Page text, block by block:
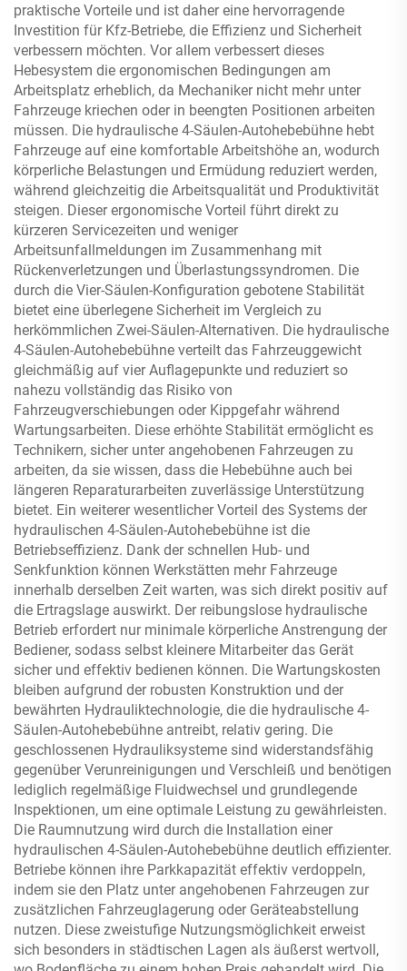
praktische Vorteile und ist daher eine hervorragende
Investition für Kfz-Betriebe, die Effizienz und Sicherheit
verbessern möchten. Vor allem verbessert dieses
Hebesystem die ergonomischen Bedingungen am
Arbeitsplatz erheblich, da Mechaniker nicht mehr unter
Fahrzeuge kriechen oder in beengten Positionen arbeiten
müssen. Die hydraulische 4-Säulen-Autohebebühne hebt
Fahrzeuge auf eine komfortable Arbeitshöhe an, wodurch
körperliche Belastungen und Ermüdung reduziert werden,
während gleichzeitig die Arbeitsqualität und Produktivität
steigen. Dieser ergonomische Vorteil führt direkt zu
kürzeren Servicezeiten und weniger
Arbeitsunfallmeldungen im Zusammenhang mit
Rückenverletzungen und Überlastungssyndromen. Die
durch die Vier-Säulen-Konfiguration gebotene Stabilität
bietet eine überlegene Sicherheit im Vergleich zu
herkömmlichen Zwei-Säulen-Alternativen. Die hydraulische
4-Säulen-Autohebebühne verteilt das Fahrzeuggewicht
gleichmäßig auf vier Auflagepunkte und reduziert so
nahezu vollständig das Risiko von
Fahrzeugverschiebungen oder Kippgefahr während
Wartungsarbeiten. Diese erhöhte Stabilität ermöglicht es
Technikern, sicher unter angehobenen Fahrzeugen zu
arbeiten, da sie wissen, dass die Hebebühne auch bei
längeren Reparaturarbeiten zuverlässige Unterstützung
bietet. Ein weiterer wesentlicher Vorteil des Systems der
hydraulischen 4-Säulen-Autohebebühne ist die
Betriebseffizienz. Dank der schnellen Hub- und
Senkfunktion können Werkstätten mehr Fahrzeuge
innerhalb derselben Zeit warten, was sich direkt positiv auf
die Ertragslage auswirkt. Der reibungslose hydraulische
Betrieb erfordert nur minimale körperliche Anstrengung der
Bediener, sodass selbst kleinere Mitarbeiter das Gerät
sicher und effektiv bedienen können. Die Wartungskosten
bleiben aufgrund der robusten Konstruktion und der
bewährten Hydrauliktechnologie, die die hydraulische 4-
Säulen-Autohebebühne antreibt, relativ gering. Die
geschlossenen Hydrauliksysteme sind widerstandsfähig
gegenüber Verunreinigungen und Verschleiß und benötigen
lediglich regelmäßige Fluidwechsel und grundlegende
Inspektionen, um eine optimale Leistung zu gewährleisten.
Die Raumnutzung wird durch die Installation einer
hydraulischen 4-Säulen-Autohebebühne deutlich effizienter.
Betriebe können ihre Parkkapazität effektiv verdoppeln,
indem sie den Platz unter angehobenen Fahrzeugen zur
zusätzlichen Fahrzeuglagerung oder Geräteabstellung
nutzen. Diese zweistufige Nutzungsmöglichkeit erweist
sich besonders in städtischen Lagen als äußerst wertvoll,